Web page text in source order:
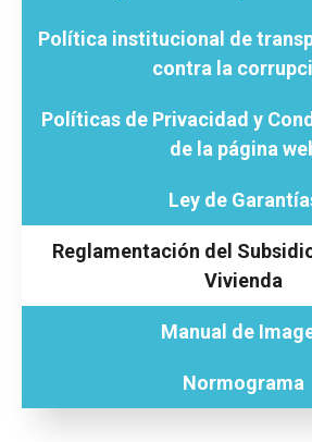
Centro de relevo
Política institucional de
contra la
Políticas de Privacidad y
de la página
Ley de
Reglamentación del
Vivienda
Manual de
Normograma